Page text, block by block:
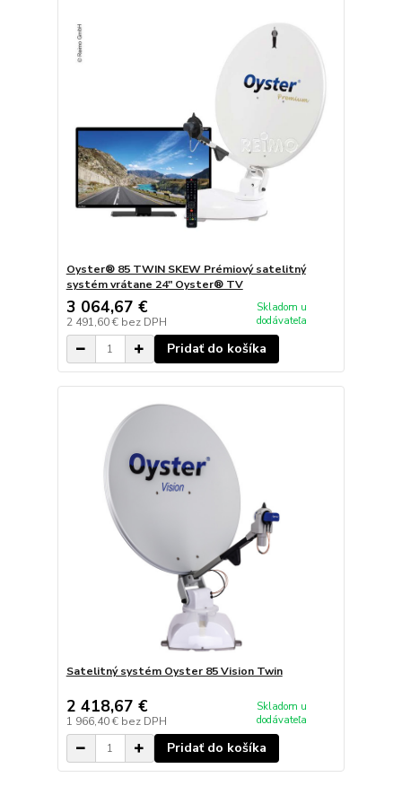
Oyster® 85 TWIN SKEW Prémiový satelitný
systém vrátane 24" Oyster® TV
3 064,67 €
2 491,60 € bez DPH
Skladom u
dodávateľa
Pridať do košíka
Satelitný systém Oyster 85 Vision Twin
2 418,67 €
1 966,40 € bez DPH
Skladom u
dodávateľa
Pridať do košíka